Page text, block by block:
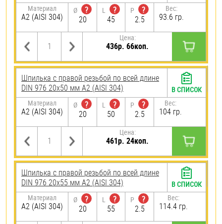
Материал
А2 (AISI 304)
Ø
?
20
L
?
45
P
?
2.5
Вес:
93.6 гр.
Цена:
436р. 66коп.
Шпилька с правой резьбой по всей длине
DIN 976 20х50 мм А2 (AISI 304)
Материал
А2 (AISI 304)
Ø
?
20
L
?
50
P
?
2.5
Вес:
104 гр.
Цена:
461р. 24коп.
В СПИСОК
Шпилька с правой резьбой по всей длине
DIN 976 20х55 мм А2 (AISI 304)
Материал
А2 (AISI 304)
Ø
?
20
L
?
55
P
?
2.5
Вес:
114.4 гр.
В СПИСОК